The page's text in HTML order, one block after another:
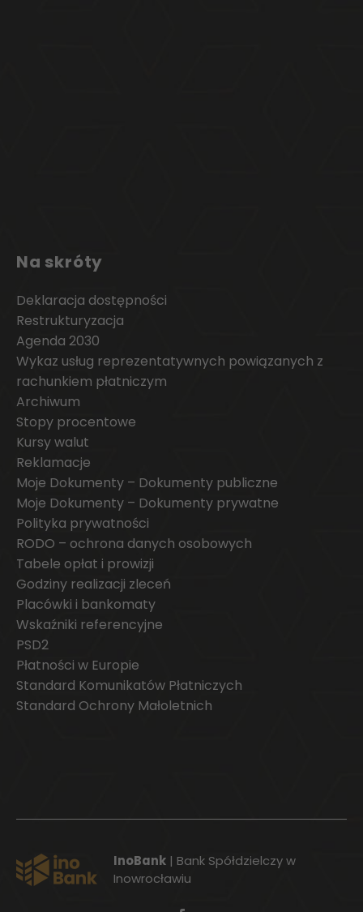
Na skróty
Deklaracja dostępności
Restrukturyzacja
Agenda 2030
Wykaz usług reprezentatywnych powiązanych z
rachunkiem płatniczym
Archiwum
Stopy procentowe
Kursy walut
Reklamacje
Moje Dokumenty – Dokumenty publiczne
Moje Dokumenty – Dokumenty prywatne
Polityka prywatności
RODO – ochrona danych osobowych
Tabele opłat i prowizji
Godziny realizacji zleceń
Placówki i bankomaty
Wskaźniki referencyjne
PSD2
Płatności w Europie
Standard Komunikatów Płatniczych
Standard Ochrony Małoletnich
InoBank | Bank Spółdzielczy w
Inowrocławiu